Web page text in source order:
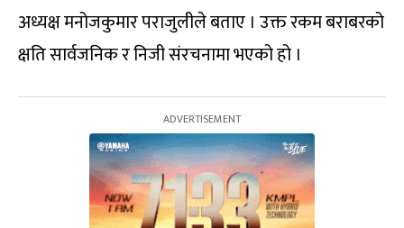
अध्यक्ष मनोजकुमार पराजुलीले बताए । उक्त रकम बराबरको
क्षति सार्वजनिक र निजी संरचनामा भएको हो ।